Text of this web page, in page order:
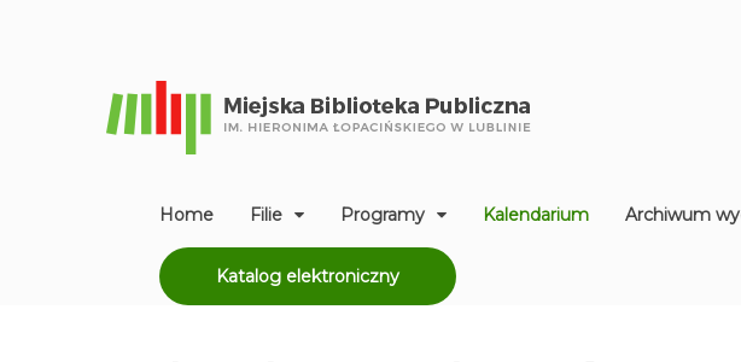
Home Filie Programy Kalendarium Archiwum
Katalog elektroniczny